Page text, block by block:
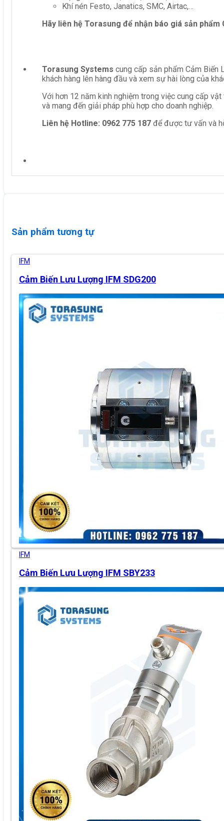
Khí nén Festo, Janatics, SMC, Airtac,…
Hãy liên hệ Torasung để nhận báo giá sản phẩm
Torasung Systems cung cấp sản phẩm Cảm Biến
khách hàng lên hàng đầu và xem sự hài lòng của
Với hơn 12 năm kinh nghiệm trong việc cung cấp
và mang đến giải pháp phù hợp cho doanh nghiệp.
Liên hệ Hotline: 0962 775 187 để được tư vấn và
Sản phẩm tương tự
IFM
Cảm Biến Lưu Lượng IFM SDG200
IFM
Cảm Biến Lưu Lượng IFM SBY233